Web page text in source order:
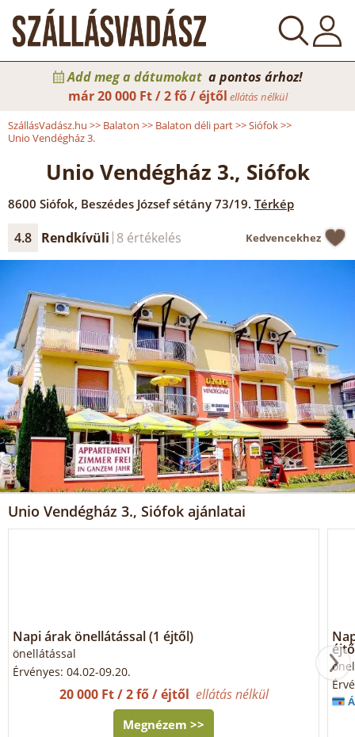
Add meg a dátumokat a pontos árhoz!
már20 000 Ft / 2 fő / éjtől ellátás nélkül
SzállásVadász.hu >> Balaton >> Balaton déli part>>Siófok>>
Unio Vendégház 3.
Unio Vendégház 3., Siófok
8600 Siófok, Beszédes József sétány 73/19. Térkép
4.8 Rendkívüli 8 értékelés Kedvencekhez
Unio Vendégház 3., Siófok ajánlatai
Napi árak önellátással (1 éjtől)
önellátással
Érvényes: 04.02-09.20.
20 000 Ft / 2 fő / éjtől ellátás nélkül
Megnézem >>